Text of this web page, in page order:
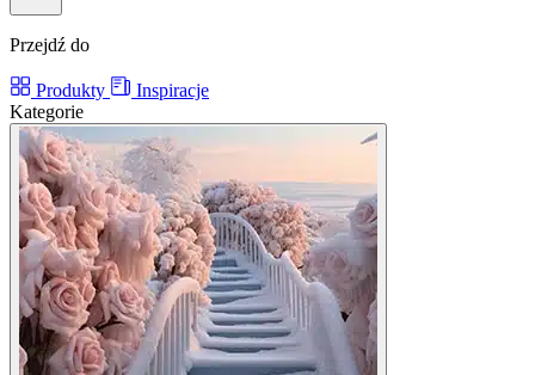
Przejdź do
Produkty
Inspiracje
Kategorie